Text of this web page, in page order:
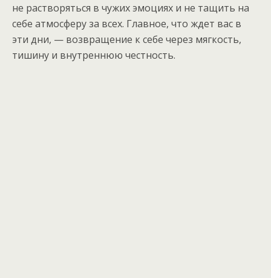
не растворяться в чужих эмоциях и не тащить на
себе атмосферу за всех. Главное, что ждет вас в
эти дни, — возвращение к себе через мягкость,
тишину и внутреннюю честность.